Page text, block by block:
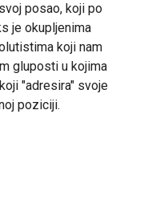
posao, koji po
je okupljenima
koji nam
gluposti u kojima
"adresira" svoje
poziciji.